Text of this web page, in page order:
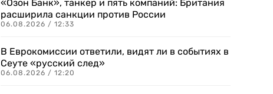
«Озон Банк», танкер и пять компаний: Британия
расширила санкции против России
06.08.2026 / 12:33
В Еврокомиссии ответили, видят ли в событиях в
Сеуте «русский след»
06.08.2026 / 12:20